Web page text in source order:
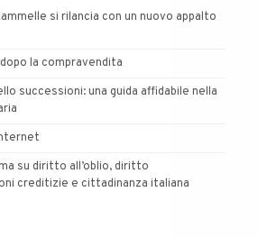
si rilancia con un nuovo appalto
la compravendita
successioni: una guida affidabile nella
su diritto all’oblio, diritto
creditizie e cittadinanza italiana